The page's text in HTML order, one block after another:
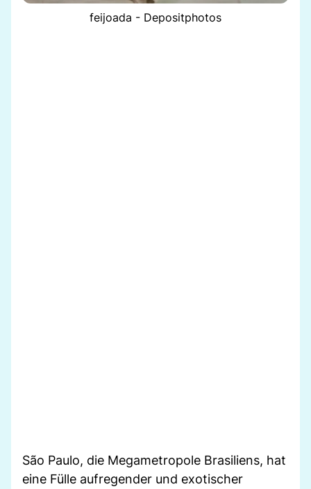
feijoada - Depositphotos
São Paulo, die Megametropole Brasiliens, hat
eine Fülle aufregender und exotischer